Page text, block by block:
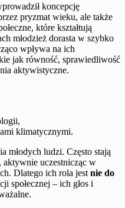
koncepcję
pryzmat wieku, ale także
które kształtują
młodzież dorasta w szybko
wpływa na ich
jak równość, sprawiedliwość
aktywistyczne.
klimatycznymi.
młodych ludzi. Często stają
aktywnie uczestnicząc w
Dlatego ich rola jest nie do
społecznej – ich głos i